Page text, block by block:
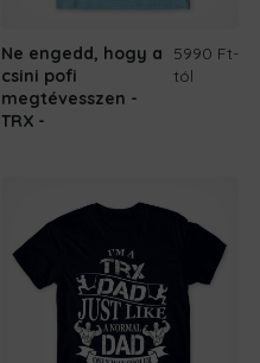
Ne engedd, hogy a
csini pofi
megtévesszen -
TRX
5990 Ft-
tól